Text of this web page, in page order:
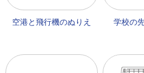
空港と飛行機のぬりえ 学校の